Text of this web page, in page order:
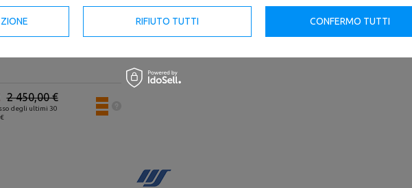
leg curl US-U010 - UpForm
degli ultimi 30
2 450,00 €
RIFIUTO TUTTI CONFERMO TUTTI